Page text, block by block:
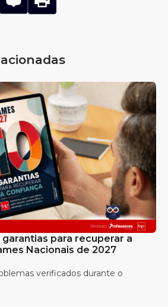
garantias para recuperar a
Nacionais de 2027
verificados durante o